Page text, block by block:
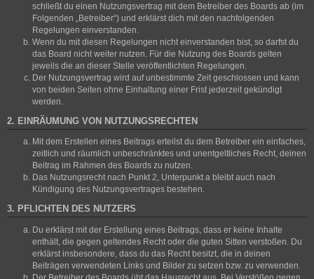
schließt du einen Nutzungsvertrag mit dem Betreiber des Boards ab (im
Folgenden „Betreiber“) und erklärst dich mit den nachfolgenden
Regelungen einverstanden.
Wenn du mit diesen Regelungen nicht einverstanden bist, so darfst du
das Board nicht weiter nutzen. Für die Nutzung des Boards gelten
jeweils die an dieser Stelle veröffentlichten Regelungen.
Der Nutzungsvertrag wird auf unbestimmte Zeit geschlossen und kann
von beiden Seiten ohne Einhaltung einer Frist jederzeit gekündigt
werden.
2. EINRÄUMUNG VON NUTZUNGSRECHTEN
Mit dem Erstellen eines Beitrags erteilst du dem Betreiber ein einfaches,
zeitlich und räumlich unbeschränktes und unentgeltliches Recht, deinen
Beitrag im Rahmen des Boards zu nutzen.
Das Nutzungsrecht nach Punkt 2, Unterpunkt a bleibt auch nach
Kündigung des Nutzungsvertrages bestehen.
3. PFLICHTEN DES NUTZERS
Du erklärst mit der Erstellung eines Beitrags, dass er keine Inhalte
enthält, die gegen geltendes Recht oder die guten Sitten verstoßen. Du
erklärst insbesondere, dass du das Recht besitzt, die in deinen
Beiträgen verwendeten Links und Bilder zu setzen bzw. zu verwenden.